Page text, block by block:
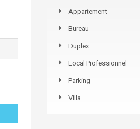
Appartement
Bureau
Duplex
Local Professionnel
Parking
Villa